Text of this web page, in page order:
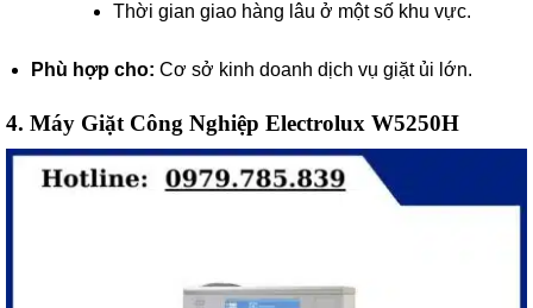
Thời gian giao hàng lâu ở một số khu vực.
Phù hợp cho: Cơ sở kinh doanh dịch vụ giặt ủi lớn.
4. Máy Giặt Công Nghiệp Electrolux W5250H